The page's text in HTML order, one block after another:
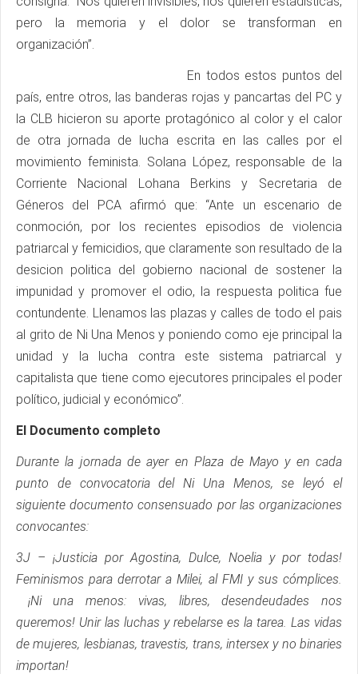
pero la memoria y el dolor se transforman en
organización”.
En todos estos puntos del
país, entre otros, las banderas rojas y pancartas del PC y
la CLB hicieron su aporte protagónico al color y el calor
de otra jornada de lucha escrita en las calles por el
movimiento feminista. Solana López, responsable de la
Corriente Nacional Lohana Berkins y Secretaria de
Géneros del PCA afirmó que: “Ante un escenario de
conmoción, por los recientes episodios de violencia
patriarcal y femicidios, que claramente son resultado de la
desicion politica del gobierno nacional de sostener la
impunidad y promover el odio, la respuesta politica fue
contundente. Llenamos las plazas y calles de todo el pais
al grito de Ni Una Menos y poniendo como eje principal la
unidad y la lucha contra este sistema patriarcal y
capitalista que tiene como ejecutores principales el poder
político, judicial y económico”.
El Documento completo
Durante la jornada de ayer en Plaza de Mayo y en cada
punto de convocatoria del Ni Una Menos, se leyó el
siguiente documento consensuado por las organizaciones
convocantes:
3J – ¡Justicia por Agostina, Dulce, Noelia y por todas!
Feminismos para derrotar a Milei, al FMI y sus cómplices.
¡Ni una menos: vivas, libres, desendeudades nos
queremos! Unir las luchas y rebelarse es la tarea. Las vidas
de mujeres, lesbianas, travestis, trans, intersex y no binaries
importan!